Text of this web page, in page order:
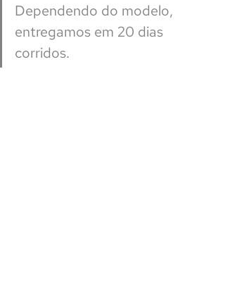
Dependendo do modelo,
entregamos em 20 dias
corridos.